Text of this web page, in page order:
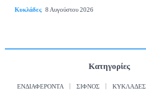
Κυκλάδες 8 Αυγούστου 2026
Κατηγορίες
ΕΝΔΙΑΦΈΡΟΝΤΑ ΣΊΦΝΟΣ ΚΥΚΛΆΔΕΣ